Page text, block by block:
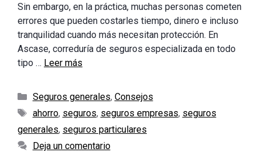
Sin embargo, en la práctica, muchas personas cometen
errores que pueden costarles tiempo, dinero e incluso
tranquilidad cuando más necesitan protección. En
Ascase, correduría de seguros especializada en todo
tipo … Leer más
Categorías
Seguros generales, Consejos
Etiquetas
ahorro, seguros, seguros empresas, seguros
generales, seguros particulares
Deja un comentario